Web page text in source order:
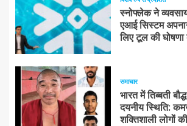
स्नोफ्लेक ने
एआई सिस्टम
लिए टूल की घोषणा
समाचार
भारत में तिब्बती
दयनीय स्थिति:
शक्तिशाली लोगों